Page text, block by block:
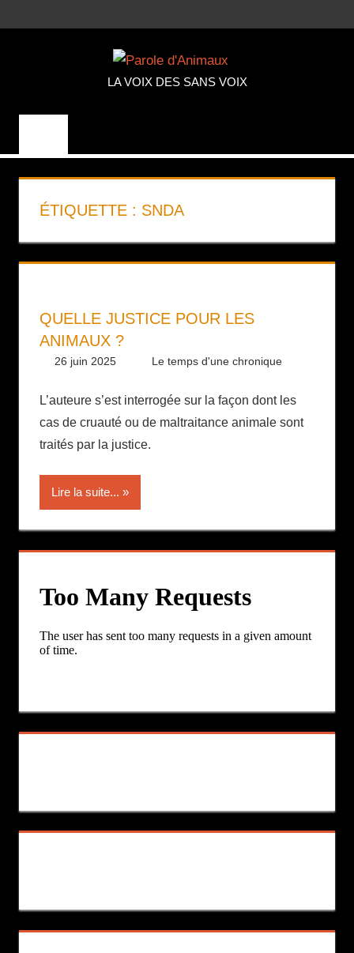
au
LA VOIX DES SANS VOIX
ÉTIQUETTE : SNDA
QUELLE JUSTICE POUR LES
ANIMAUX ?
26 juin 2025 Daniel
Le temps d'une chronique
L’auteure s’est interrogée sur la façon dont les
cas de cruauté ou de maltraitance animale sont
traités par la justice.
Lire la suite...